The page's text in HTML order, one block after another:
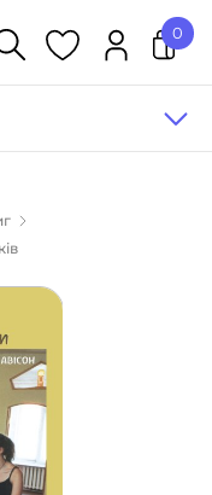
(527)
(55)
0